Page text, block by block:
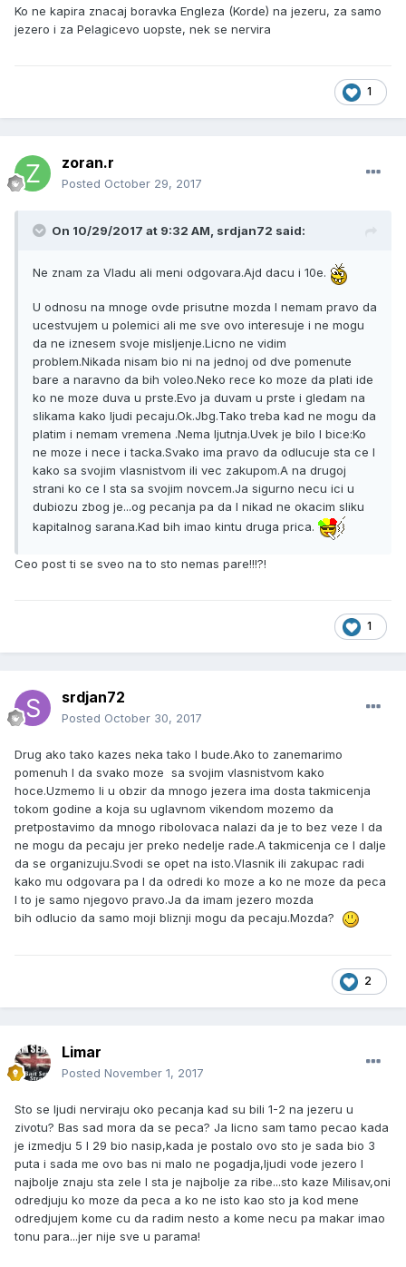
Ko ne kapira znacaj boravka Engleza (Korde) na jezeru, za samo
jezero i za Pelagicevo uopste, nek se nervira
1
zoran.r
Posted October 29, 2017
On 10/29/2017 at 9:32 AM, srdjan72 said:
Ne znam za Vladu ali meni odgovara.Ajd dacu i 10e.
U odnosu na mnoge ovde prisutne mozda I nemam pravo da
ucestvujem u polemici ali me sve ovo interesuje i ne mogu
da ne iznesem svoje misljenje.Licno ne vidim
problem.Nikada nisam bio ni na jednoj od dve pomenute
bare a naravno da bih voleo.Neko rece ko moze da plati ide
ko ne moze duva u prste.Evo ja duvam u prste i gledam na
slikama kako ljudi pecaju.Ok.Jbg.Tako treba kad ne mogu da
platim i nemam vremena .Nema ljutnja.Uvek je bilo I bice:Ko
ne moze i nece i tacka.Svako ima pravo da odlucuje sta ce I
kako sa svojim vlasnistvom ili vec zakupom.A na drugoj
strani ko ce I sta sa svojim novcem.Ja sigurno necu ici u
dubiozu zbog je...og pecanja pa da I nikad ne okacim sliku
kapitalnog sarana.Kad bih imao kintu druga prica.
Ceo post ti se sveo na to sto nemas pare!!!?!
1
srdjan72
Posted October 30, 2017
Drug ako tako kazes neka tako I bude.Ako to zanemarimo
pomenuh I da svako moze sa svojim vlasnistvom kako
hoce.Uzmemo li u obzir da mnogo jezera ima dosta takmicenja
tokom godine a koja su uglavnom vikendom mozemo da
pretpostavimo da mnogo ribolovaca nalazi da je to bez veze I da
ne mogu da pecaju jer preko nedelje rade.A takmicenja ce I dalje
da se organizuju.Svodi se opet na isto.Vlasnik ili zakupac radi
kako mu odgovara pa I da odredi ko moze a ko ne moze da peca
I to je samo njegovo pravo.Ja da imam jezero mozda
bih odlucio da samo moji bliznji mogu da pecaju.Mozda?
2
Limar
Posted November 1, 2017
Sto se ljudi nerviraju oko pecanja kad su bili 1-2 na jezeru u
zivotu? Bas sad mora da se peca? Ja licno sam tamo pecao kada
je izmedju 5 I 29 bio nasip,kada je postalo ovo sto je sada bio 3
puta i sada me ovo bas ni malo ne pogadja,ljudi vode jezero I
najbolje znaju sta zele I sta je najbolje za ribe...sto kaze Milisav,oni
odredjuju ko moze da peca a ko ne isto kao sto ja kod mene
odredjujem kome cu da radim nesto a kome necu pa makar imao
tonu para...jer nije sve u parama!